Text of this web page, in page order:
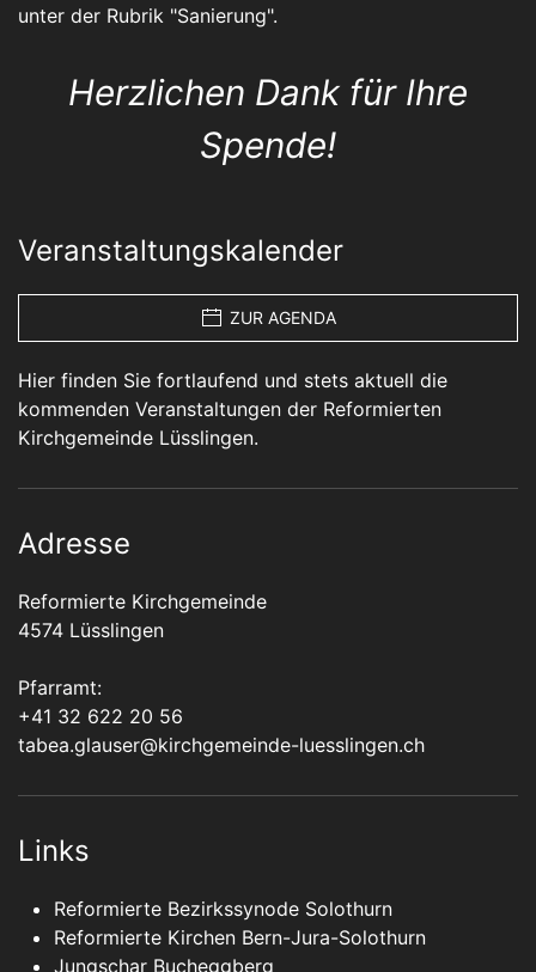
unter der Rubrik "Sanierung".
Herzlichen Dank für Ihre
Spende!
Veranstaltungskalender
ZUR AGENDA
Hier finden Sie fortlaufend und stets aktuell die
kommenden Veranstaltungen der Reformierten
Kirchgemeinde Lüsslingen.
Adresse
Reformierte Kirchgemeinde
4574 Lüsslingen
Pfarramt:
+41 32 622 20 56
tabea.glauser@kirchgemeinde-luesslingen.ch
Links
Reformierte Bezirkssynode Solothurn
Reformierte Kirchen Bern-Jura-Solothurn
Jungschar Bucheggberg